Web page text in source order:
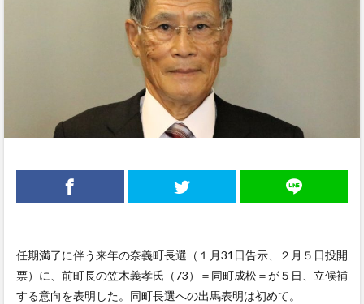
任期満了に伴う来年の奈義町長選（１月31日告示、２月５日投開
票）に、前町長の笠木義孝氏（73）＝同町成松＝が５日、立候補
する意向を表明した。同町長選への出馬表明は初めて。